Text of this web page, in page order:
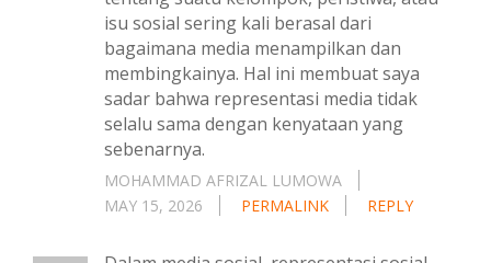
isu sosial sering kali berasal dari
bagaimana media menampilkan dan
membingkainya. Hal ini membuat saya
sadar bahwa representasi media tidak
selalu sama dengan kenyataan yang
sebenarnya.
MOHAMMAD AFRIZAL LUMOWA
MAY 15, 2026
PERMALINK REPLY